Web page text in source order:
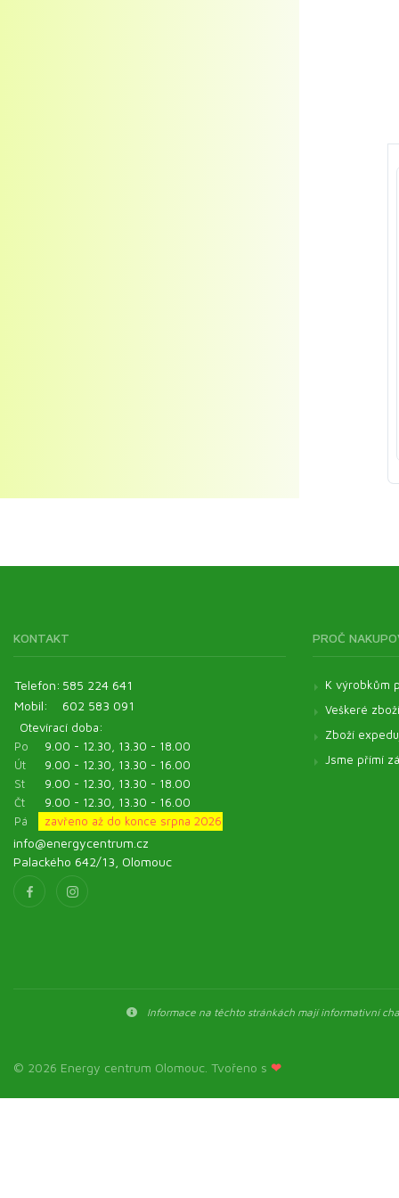
KONTAKT
Telefon: 585 224 641
Mobil:
602 583 091
Otevírací doba:
Po
9.00 - 12.30, 13.30 - 18.00
Út
9.00 - 12.30, 13.30 - 16.00
St
9.00 - 12.30, 13.30 - 18.00
Čt
9.00 - 12.30, 13.30 - 16.00
Pá
zavřeno až do konce srpna 2026
info@energycentrum.cz
Palackého 642/13, Olomouc
PROČ
K výrobkům
Veškeré
Zboží
Jsme přímí
Informace na těchto stránkách mají informativní
© 2026 Energy centrum Olomouc. Tvořeno s ❤